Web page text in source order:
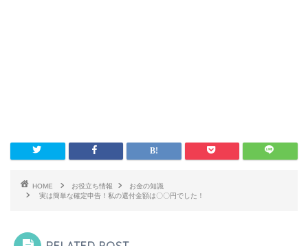
HOME お役立ち情報
お金の知識
実は簡単な確定申告！私の還付金額は〇〇円でした！